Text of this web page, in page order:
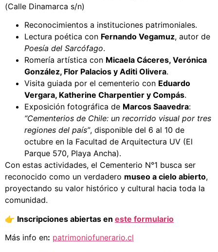
(Calle Dinamarca s/n)
Reconocimientos a instituciones patrimoniales.
Lectura poética con Fernando Vegamuz, autor de
Poesía del Sarcófago.
Romería artística con Micaela Cáceres, Verónica
González, Flor Palacios y Aditi Olivera.
Visita guiada por el cementerio con Eduardo
Vergara, Katherine Charpentier y Compás.
Exposición fotográfica de Marcos Saavedra:
“Cementerios de Chile: un recorrido visual por tres
regiones del país”, disponible del 6 al 10 de
octubre en la Facultad de Arquitectura UV (El
Parque 570, Playa Ancha).
Con estas actividades, el Cementerio N°1 busca ser
reconocido como un verdadero museo a cielo abierto,
proyectando su valor histórico y cultural hacia toda la
comunidad.
👉 Inscripciones abiertas en este formulario
Más info en: patrimoniofunerario.cl